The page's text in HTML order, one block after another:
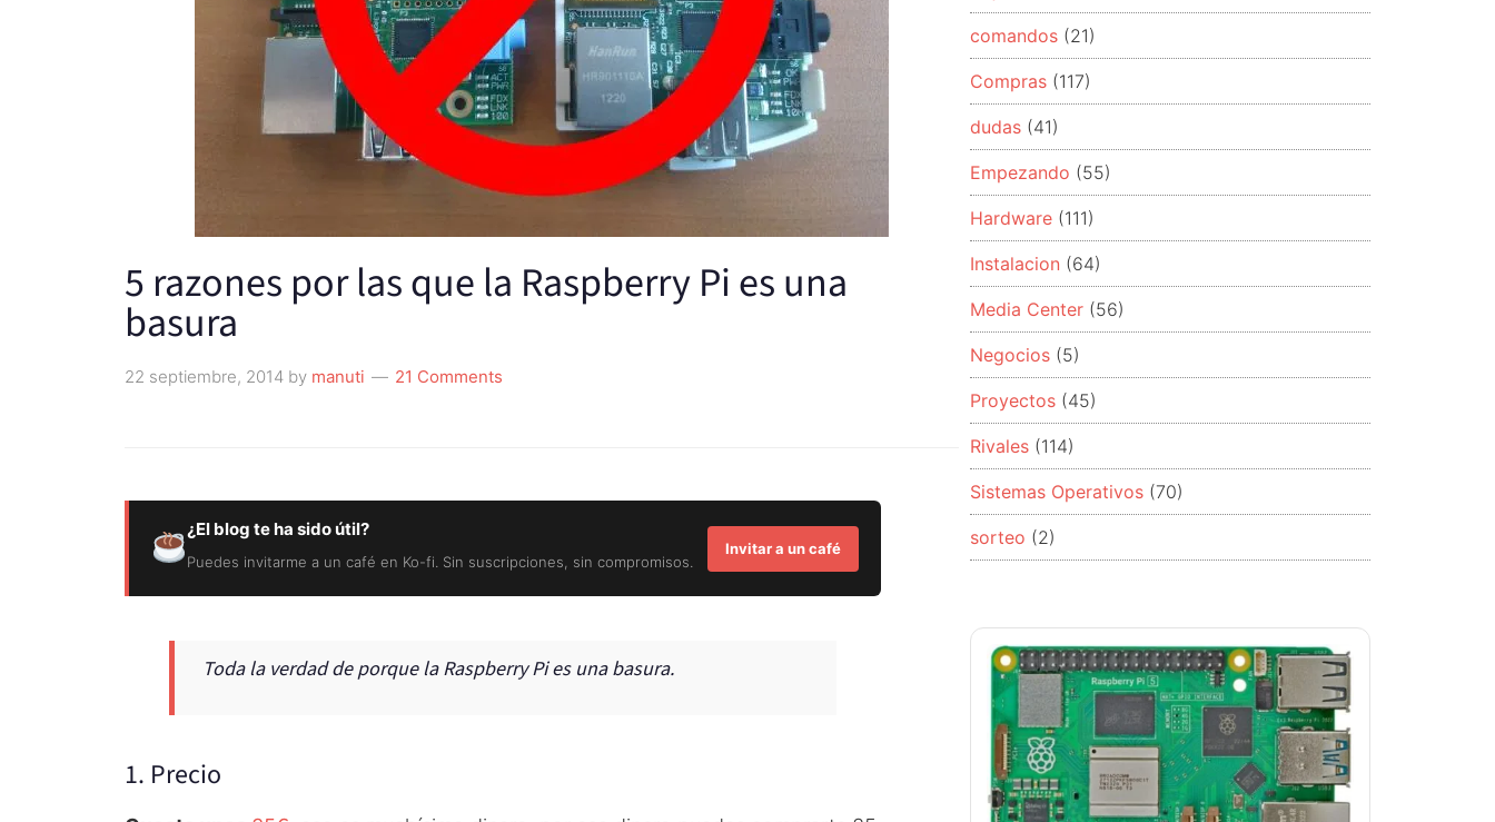
5 razones por las que la Raspberry Pi es una
basura
22 septiembre, 2014 by manuti 21 Comments
¿El blog te ha sido útil?
Puedes invitarme a un café en Ko-fi. Sin suscripciones, sin compromisos.
Invitar a un café
Toda la verdad de porque la Raspberry Pi es una basura.
1. Precio
comandos (21)
Compras (117)
dudas (41)
Empezando (55)
Hardware (111)
Instalacion (64)
Media Center (56)
Negocios (5)
Proyectos (45)
Rivales (114)
Sistemas Operativos (70)
sorteo (2)